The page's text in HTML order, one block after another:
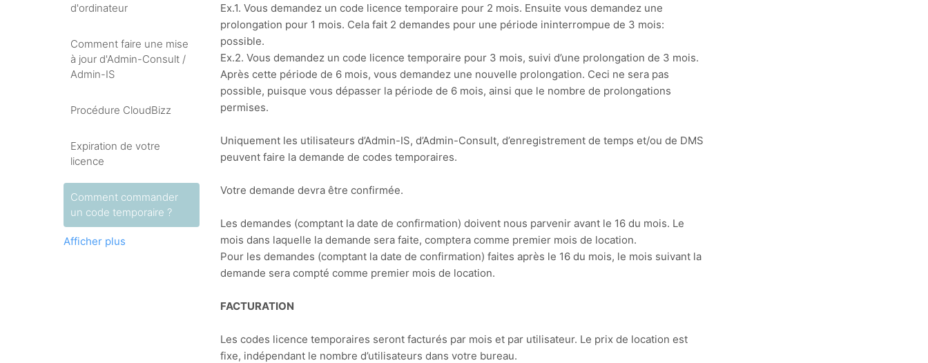
d'ordinateur
Comment faire une mise
à jour d'Admin-Consult /
Admin-IS
Procédure CloudBizz
Expiration de votre
licence
Comment commander
un code temporaire ?
Afficher plus
Ex.1. Vous demandez un code licence temporaire pour 2 mois. Ensuite vous demandez une
prolongation pour 1 mois. Cela fait 2 demandes pour une période ininterrompue de 3 mois:
possible.
Ex.2. Vous demandez un code licence temporaire pour 3 mois, suivi d’une prolongation de 3 mois.
Après cette période de 6 mois, vous demandez une nouvelle prolongation. Ceci ne sera pas
possible, puisque vous dépasser la période de 6 mois, ainsi que le nombre de prolongations
permises.
Uniquement les utilisateurs d’Admin-IS, d’Admin-Consult, d’enregistrement de temps et/ou de DMS
peuvent faire la demande de codes temporaires.
Votre demande devra être confirmée.
Les demandes (comptant la date de confirmation) doivent nous parvenir avant le 16 du mois. Le
mois dans laquelle la demande sera faite, comptera comme premier mois de location.
Pour les demandes (comptant la date de confirmation) faites après le 16 du mois, le mois suivant la
demande sera compté comme premier mois de location.
FACTURATION
Les codes licence temporaires seront facturés par mois et par utilisateur. Le prix de location est
fixe, indépendant le nombre d’utilisateurs dans votre bureau.